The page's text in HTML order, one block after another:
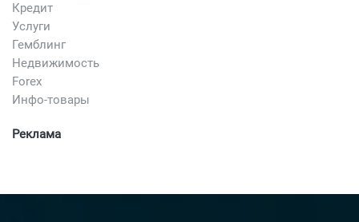
Кредит
Услуги
Гемблинг
Недвижимость
Forex
Инфо-товары
Реклама